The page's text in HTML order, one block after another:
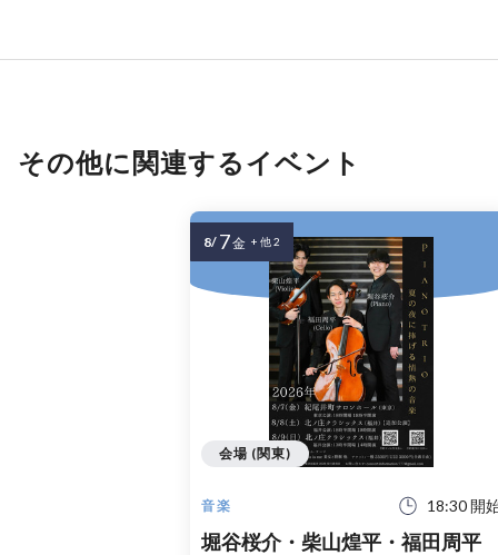
その他に関連するイベント
音楽 18:30 開
堀谷桜介・柴山煌平・福田周平
会場 (関東)
8/ 7金 + 他 2